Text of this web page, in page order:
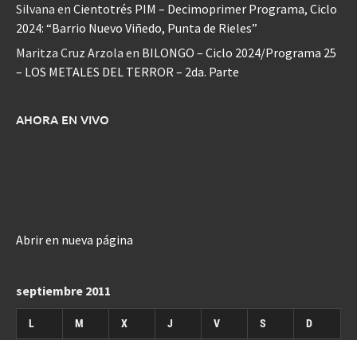
Silvana en Cientotrés PIM – Decimoprimer Programa, Ciclo
2024: “Barrio Nuevo Viñedo, Punta de Rieles”
Maritza Cruz Arzola en BILONGO – Ciclo 2024/Programa 25
– LOS METALES DEL TERROR – 2da. Parte
AHORA EN VIVO
Abrir en nueva página
septiembre 2011
L M X J V S D